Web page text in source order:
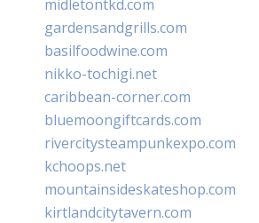
midletontkd.com
gardensandgrills.com
basilfoodwine.com
nikko-tochigi.net
caribbean-corner.com
bluemoongiftcards.com
rivercitysteampunkexpo.com
kchoops.net
mountainsideskateshop.com
kirtlandcitytavern.com